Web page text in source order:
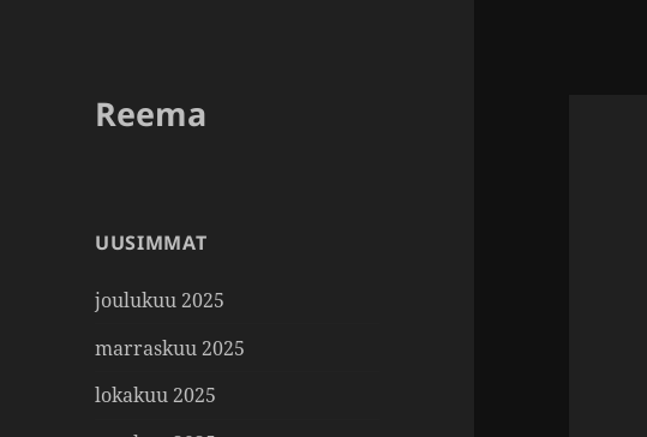
Reema
UUSIMMAT
joulukuu 2025
marraskuu 2025
lokakuu 2025